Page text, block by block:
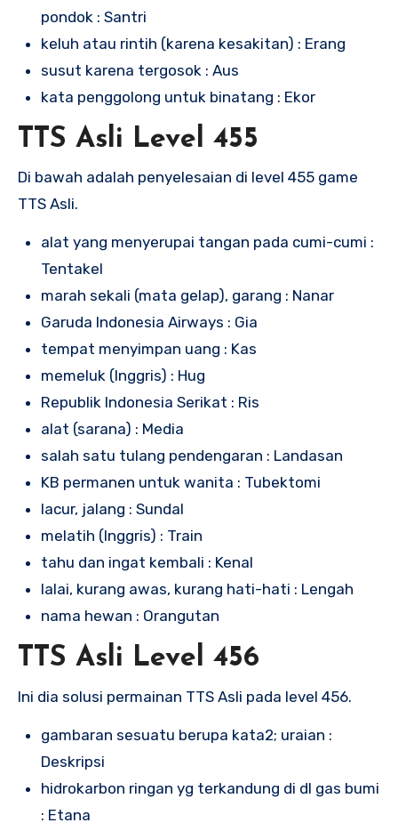
pondok : Santri
keluh atau rintih (karena kesakitan) : Erang
susut karena tergosok : Aus
kata penggolong untuk binatang : Ekor
TTS Asli Level 455
Di bawah adalah penyelesaian di level 455 game
TTS Asli.
alat yang menyerupai tangan pada cumi-cumi :
Tentakel
marah sekali (mata gelap), garang : Nanar
Garuda Indonesia Airways : Gia
tempat menyimpan uang : Kas
memeluk (Inggris) : Hug
Republik Indonesia Serikat : Ris
alat (sarana) : Media
salah satu tulang pendengaran : Landasan
KB permanen untuk wanita : Tubektomi
lacur, jalang : Sundal
melatih (Inggris) : Train
tahu dan ingat kembali : Kenal
lalai, kurang awas, kurang hati-hati : Lengah
nama hewan : Orangutan
TTS Asli Level 456
Ini dia solusi permainan TTS Asli pada level 456.
gambaran sesuatu berupa kata2; uraian :
Deskripsi
hidrokarbon ringan yg terkandung di dl gas bumi
: Etana